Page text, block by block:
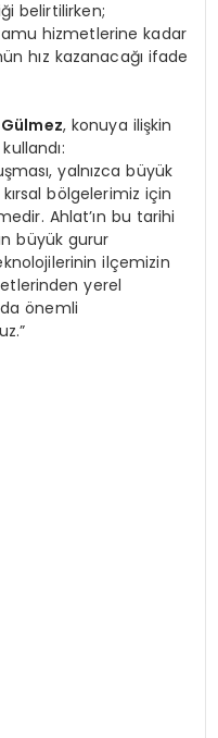
belirtilirken;
hizmetlerine kadar
hız kazanacağı ifade
, konuya ilişkin
yalnızca büyük
bölgelerimiz için
Ahlat’ın bu tarihi
büyük gurur
ilçemizin
yerel
önemli